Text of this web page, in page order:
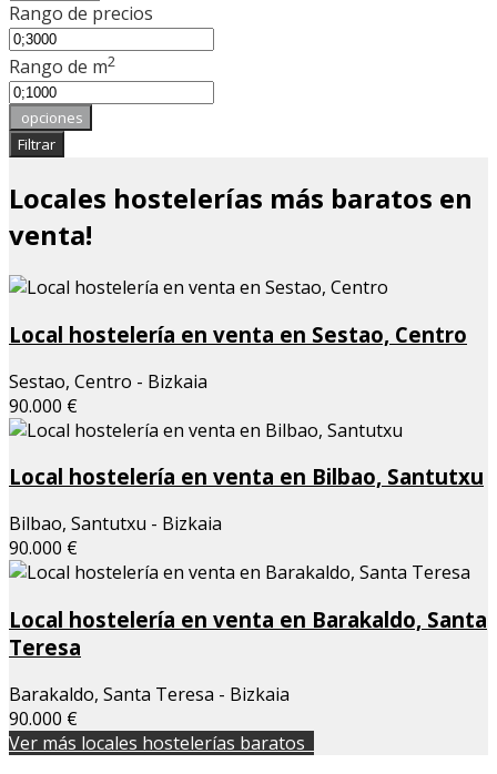
Rango de precios
Rango de m2
opciones
Filtrar
Locales hostelerías más baratos en
venta!
Local hostelería en venta en Sestao, Centro
Sestao, Centro - Bizkaia
90.000 €
Local hostelería en venta en Bilbao, Santutxu
Bilbao, Santutxu - Bizkaia
90.000 €
Local hostelería en venta en Barakaldo, Santa
Teresa
Barakaldo, Santa Teresa - Bizkaia
90.000 €
Ver más locales hostelerías baratos